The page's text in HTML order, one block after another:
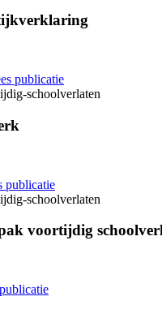
publicatie
schoolverlaten
publicatie
schoolverlaten
voortijdig